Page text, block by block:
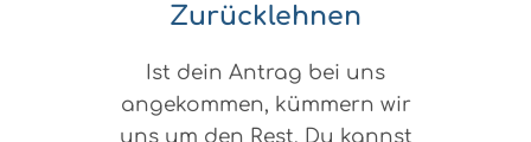
Zurücklehnen
Ist dein Antrag bei uns
angekommen, kümmern wir
uns um den Rest. Du kannst